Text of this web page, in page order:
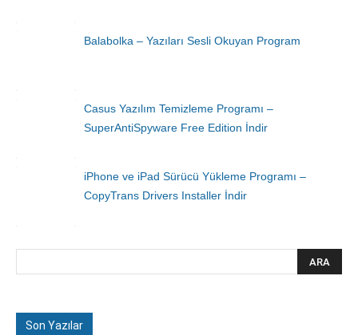
Balabolka – Yazıları Sesli Okuyan Program
Casus Yazılım Temizleme Programı –
SuperAntiSpyware Free Edition İndir
iPhone ve iPad Sürücü Yükleme Programı –
CopyTrans Drivers Installer İndir
Son Yazılar